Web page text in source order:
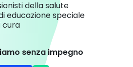
della salute
educazione speciale
cura
senza impegno